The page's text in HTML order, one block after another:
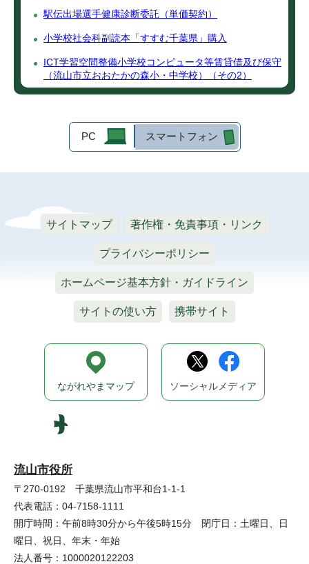
駅伝出場選手健康診断委託（単価契約）
小学校社会科副読本「すすむ千葉県」購入
ICT学習空間整備小学校コンピュータ等賃貸借及び保守
（流山市立おおたかの森小・中学校）（その2）
PC スマートフォン
サイトマップ 著作権・免責事項・リンク
プライバシーポリシー
ホームページ基本方針・ガイドライン
サイトの使い方 携帯サイト
流山市役所
〒270-0192 千葉県流山市平和台1-1-1
代表電話：04-7158-1111
開庁時間：午前8時30分から午後5時15分 閉庁日：土曜日、日
曜日、祝日、年末・年始
法人番号：1000020122203
ながれやまマップ ソーシャルメディア